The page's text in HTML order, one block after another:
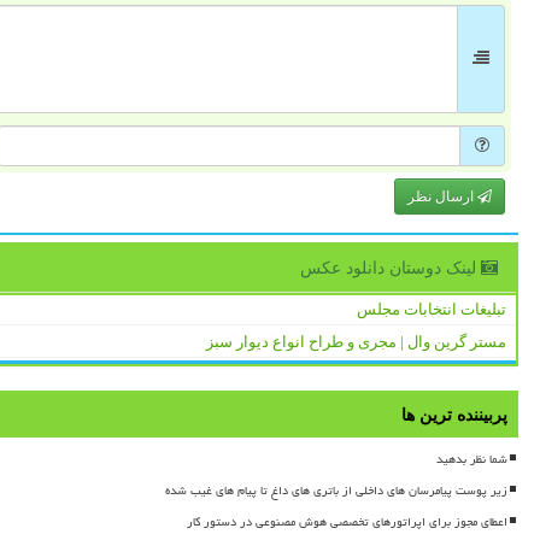
ارسال نظر
لینک دوستان دانلود عكس
تبلیغات انتخابات مجلس
مستر گرین وال | مجری و طراح انواع دیوار سبز
پربیننده ترین ها
شما نظر بدهید
زیر پوست پیامرسان های داخلی از باتری های داغ تا پیام های غیب شده
اعطای مجوز برای اپراتورهای تخصصی هوش مصنوعی در دستور کار